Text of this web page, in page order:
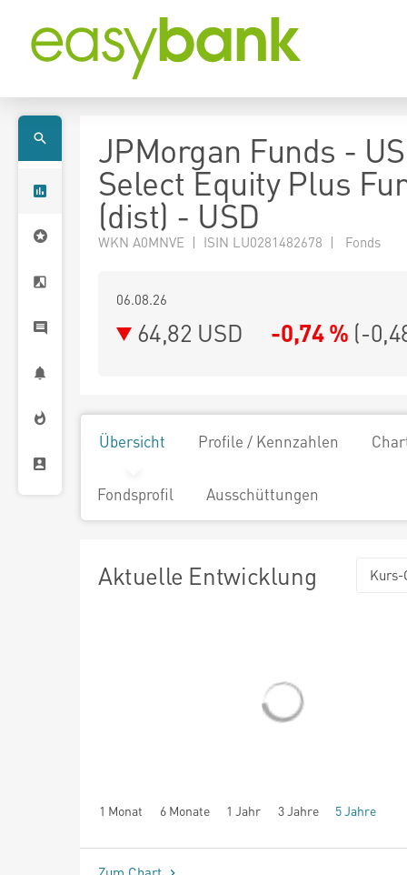
JPMorgan Funds - US
Select Equity Plus
(dist) - USD
WKN A0MNVE | ISIN LU0281482678 | Fonds
06.08.26
64,82 USD -0,74 % (-
Übersicht Profile / Kennzahlen
Fondsprofil Ausschüttungen
Aktuelle Entwicklung Kurs-
1 Monat 6 Monate 1 Jahr 3 Jahre 5 Jahre
seit Beginn